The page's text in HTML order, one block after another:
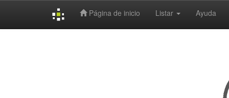
Página de inicio Listar Ayuda